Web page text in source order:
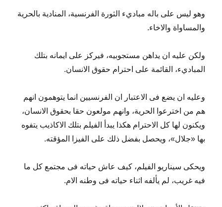
وهو ليس على باله مباديء الثورة الفرنسية، المنادية بالحرية
والمساواة والاخاء.
ولكن عليه ان يداهن مستجوبيه، فيركز على ايمانه بتلك
المباديء، القائمة على احترام حقوق الانسان.
وعليه ان يضع فى الاعتبار ان الفرنسيين انما يتوهمون انهم
هم من اخترعوا الحرية، وانهم مولعون حقا بحقوق الانسان،
ويكنون لها كل الاحترام هكذا يبدأ الفيلم بتلك الاكاذيب يتفوه
بها «جلال»، ويحصل بفضل ذلك على الفيزا المؤقته.
ويحكى سيناريو الفيلم، كيف عاش حياته فى مجتمع كل ما
فيه غريب، لم يألفه اثناء حياته فى وطنه الام.